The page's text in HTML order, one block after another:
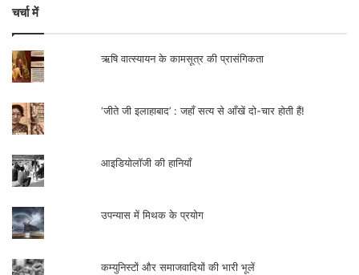
आँचल के संथालों की जैसे अब वह सुराज समारोह में
नाचने-गाने को तैयार नहीं है विशेषत: तब जब उसी
सुराज समारोह के साथ देशी दिकू सत्‍ता आदिवासियों
के दमन का मुकदमा समारोह भी मनाती हो।
.
चर्चा में
ऋषि वात्स्यायन के कामसूत्र की प्रासंगिकता
‘जीते जी इलाहाबाद’ : जहाँ सत्य से आँखें दो-चार होती हैं!
आइडियोलॉजी की हानियाँ
उपन्यास में मिथक के प्रयोग
कम्युनिस्टों और समाजवादियों की भारी भूलें